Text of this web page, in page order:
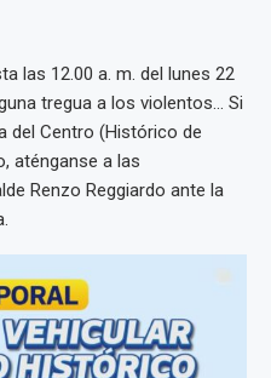
las 12.00 a. m. del lunes 22
tregua a los violentos… Si
del Centro (Histórico de
aténganse a las
Renzo Reggiardo ante la